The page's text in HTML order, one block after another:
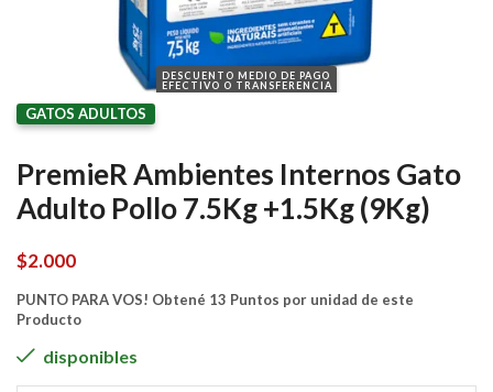
DESCUENTO MEDIO DE PAGO
EFECTIVO O TRANSFERENCIA
GATOS ADULTOS
PremieR Ambientes Internos Gato
Adulto Pollo 7.5Kg +1.5Kg (9Kg)
$2.000
PUNTO PARA VOS! Obtené 13 Puntos por unidad de este
Producto
disponibles